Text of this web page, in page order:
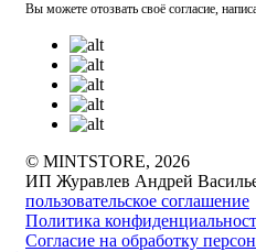
Вы можете отозвать своё согласие,
© MINTSTORE, 2026
ИП Журавлев Андрей
пользовательское соглашение
Политика
Согласие на обработку